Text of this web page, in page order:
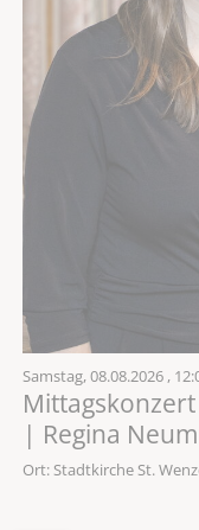
Samstag,08.08.2026 ,
Mittagskonzert
| Regina
Ort: Stadtkirche St.